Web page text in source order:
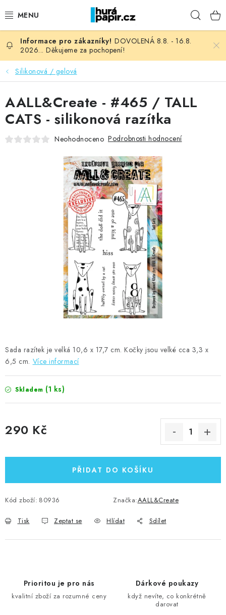
na
NOVINKY
HURÁ DÍLNA
VŠECHNO ZBOŽÍ
KNIHAŘSKÝ MATERIÁL
MOJE OBJEDNÁVKA
Kontakty Moje objednávka
Oblíbené ♥️
Hodnocení obchodu
Obchodní podmínky
Podmínky ochrany osobních údajů
Ověřování recenzí
DOVOLENÁ 8.8. - 16.8.
2026... Děkujeme za pochopení!
Silikonová / gelová
Sada razítek je velká 10,6 x 17,7 cm. Kočky jsou velké cca 3,3 x
6,5 cm. Více informací
Skladem (1 ks)
290 Kč
PŘIDAT DO KOŠÍKU
Kód zboží: 80936 Značka:AALL&Create
Tisk Zeptat se Hlídat Sdílet
AALL&Create - #465 / TALL
CATS - silikonová razítka
Neohodnoceno Podrobnosti hodnocení
Prioritou je pro nás
kvalitní zboží za rozumné ceny
Dárkové poukazy
když nevíte, co konkrétně
darovat